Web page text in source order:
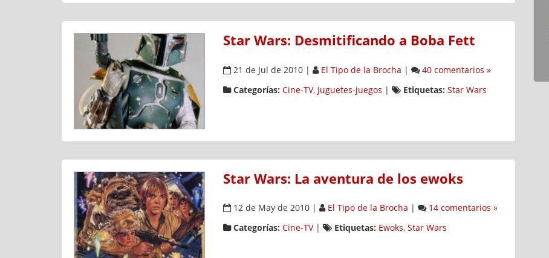
Star Wars: Desmitificando a Boba Fett
21 de Jul de 2010| El Tipo de la Brocha |
40 comentarios »
Categorías: Cine-TV, Juguetes-juegos | Etiquetas: Star Wars
Star Wars: La aventura de los ewoks
12 de May de 2010| El Tipo de la Brocha |
14 comentarios »
Categorías: Cine-TV| Etiquetas: Ewoks, Star Wars